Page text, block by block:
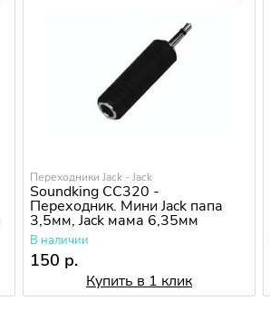
Переходники Jack - Jack
Soundking CC320 -
Переходник. Мини Jack папа
3,5мм, Jack мама 6,35мм
В наличии
150 р.
Купить в 1 клик